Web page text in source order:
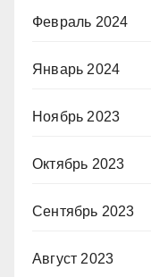
Февраль 2024
Январь 2024
Ноябрь 2023
Октябрь 2023
Сентябрь 2023
Август 2023